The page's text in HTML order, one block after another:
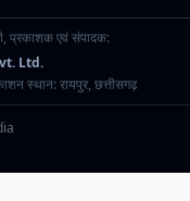
प्रकाशक एवं संपादक:
Ltd.
स्थान: रायपुर, छत्तीसगढ़